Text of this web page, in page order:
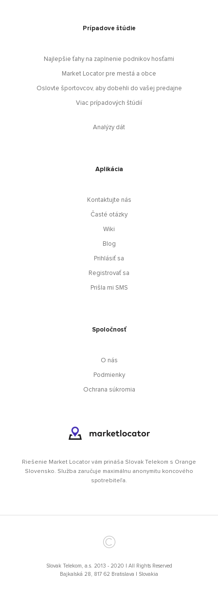
Prípadove štúdie
Najlepšie ťahy na zaplnenie podnikov hosťami
Market Locator pre mestá a obce
Oslovte športovcov, aby dobehli do vašej predajne
Viac prípadových štúdií
Analýzy dát
Aplikácia
Kontaktujte nás
Časté otázky
Wiki
Blog
Prihlásiť sa
Registrovať sa
Prišla mi SMS
Spoločnosť
O nás
Podmienky
Ochrana súkromia
Riešenie Market Locator vám prináša Slovak Telekom s Orange
Slovensko. Služba zaručuje maximálnu anonymitu koncového
spotrebiteľa.
©
Slovak Telekom, a.s. 2013 - 2020 | All Rights Reserved
Bajkalská 28, 817 62 Bratislava I Slovakia